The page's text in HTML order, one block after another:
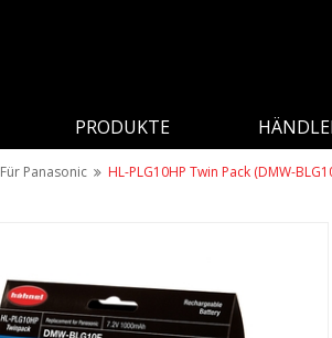
PRODUKTE
Für Panasonic HL-PLG10HP Twin Pack (DMW-